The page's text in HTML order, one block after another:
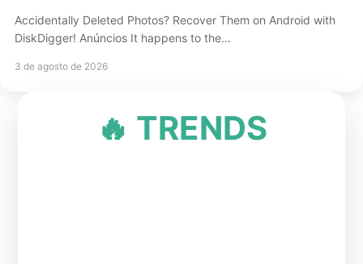
Accidentally Deleted Photos? Recover Them on Android with
DiskDigger! Anúncios It happens to the…
3 de agosto de 2026
🔥 TRENDS